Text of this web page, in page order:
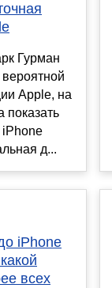
Гурман
Apple, на
показать
iPhone
д...
iPhone
всех